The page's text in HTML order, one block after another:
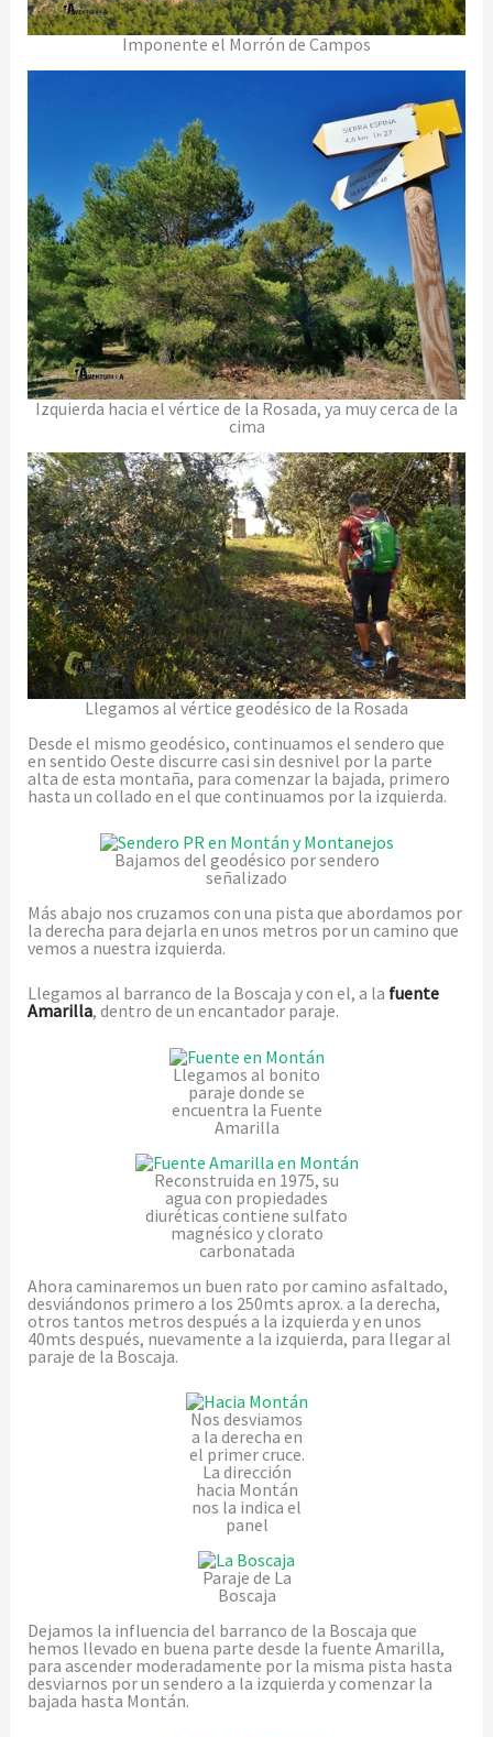
Imponente el Morrón de Campos
Izquierda hacia el vértice de la Rosada, ya muy cerca de la
cima
Llegamos al vértice geodésico de la Rosada
Desde el mismo geodésico, continuamos el sendero que
en sentido Oeste discurre casi sin desnivel por la parte
alta de esta montaña, para comenzar la bajada, primero
hasta un collado en el que continuamos por la izquierda.
Bajamos del geodésico por sendero
señalizado
Más abajo nos cruzamos con una pista que abordamos por
la derecha para dejarla en unos metros por un camino que
vemos a nuestra izquierda.
Llegamos al barranco de la Boscaja y con el, a la fuente
Amarilla, dentro de un encantador paraje.
Llegamos al bonito
paraje donde se
encuentra la Fuente
Amarilla
Reconstruida en 1975, su
agua con propiedades
diuréticas contiene sulfato
magnésico y clorato
carbonatada
Ahora caminaremos un buen rato por camino asfaltado,
desviándonos primero a los 250mts aprox. a la derecha,
otros tantos metros después a la izquierda y en unos
40mts después, nuevamente a la izquierda, para llegar al
paraje de la Boscaja.
Nos desviamos
a la derecha en
el primer cruce.
La dirección
hacia Montán
nos la indica el
panel
Paraje de La
Boscaja
Dejamos la influencia del barranco de la Boscaja que
hemos llevado en buena parte desde la fuente Amarilla,
para ascender moderadamente por la misma pista hasta
desviarnos por un sendero a la izquierda y comenzar la
bajada hasta Montán.